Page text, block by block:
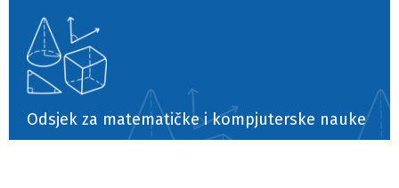
Odsjek za matematičke i kompjuterske nauke